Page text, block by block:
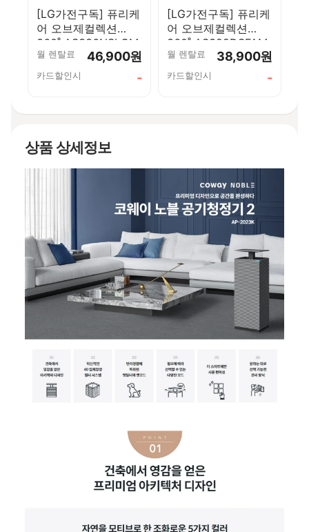
[LG가전구독] 퓨리케
어 오브제컬렉션
360˚ AS336NSLCM
월 렌탈료 46,900원
카드할인시 -
[LG가전구독] 퓨리케
어 오브제컬렉션
360˚ AS322DSFAM
월 렌탈료 38,900원
카드할인시 -
상품 상세정보